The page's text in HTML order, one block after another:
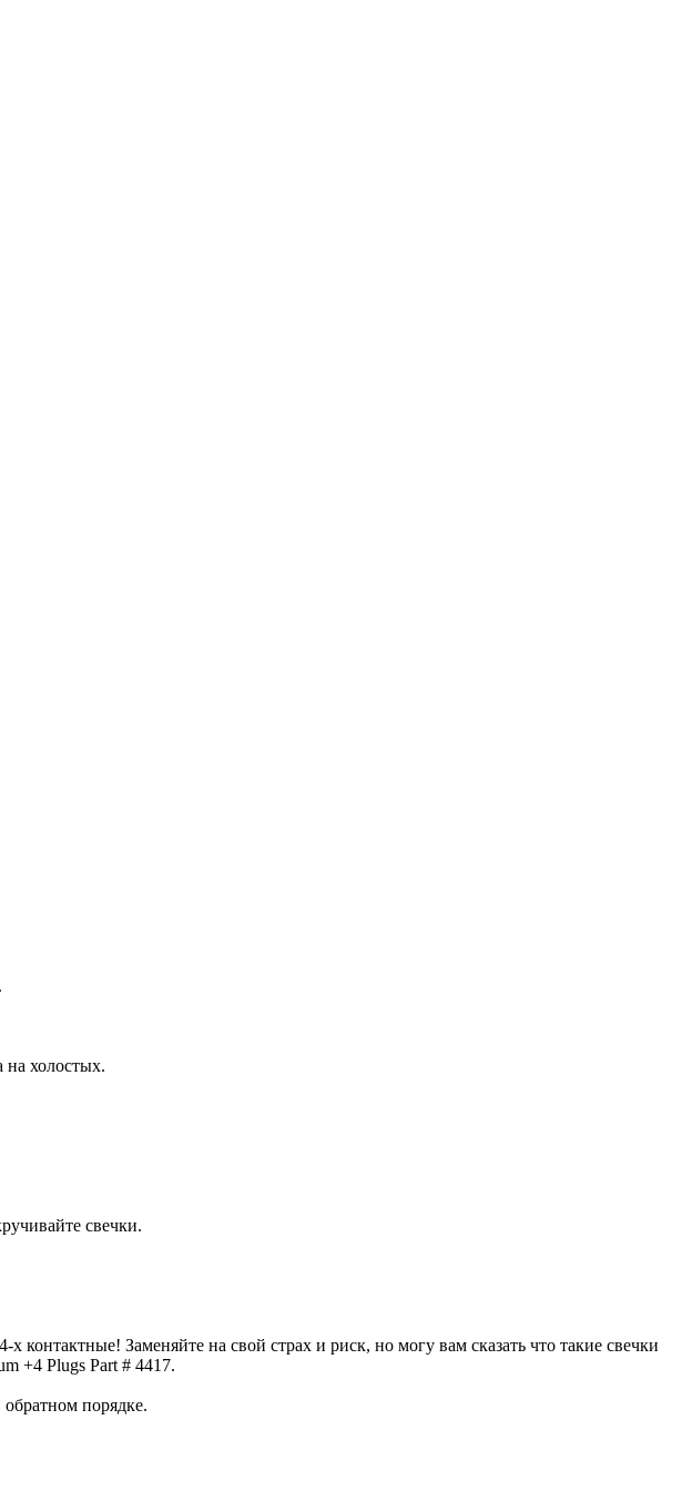
на холостых.
свечки.
Заменяйте на свой страх и риск, но могу вам сказать что такие свечки
+4 Plugs Part # 4417.
порядке.